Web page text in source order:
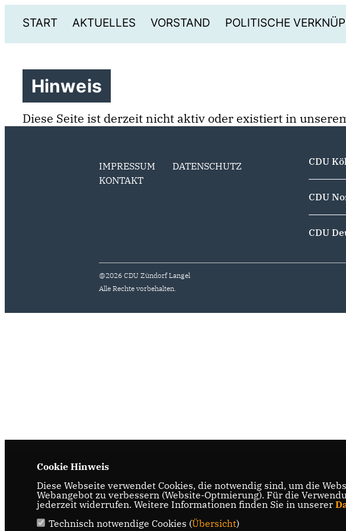
START AKTUELLES VORSTAND POLITISCHE
Hinweis
Diese Seite ist derzeit nicht aktiv oder existiert in
IMPRESSUM
DATENSCHUTZ
KONTAKT
CDU
CDU
CDU
@2026 CDU Zündorf Langel
Alle Rechte vorbehalten.
Cookie Hinweis
Diese Webseite verwendet Cookies, die notwendig sind, um die
Webangebot zu verbessern (Website-Optmierung). Für die
jederzeit widerrufen. Weitere Informationen finden Sie in unserer
Technisch notwendige Cookies (Übersicht)